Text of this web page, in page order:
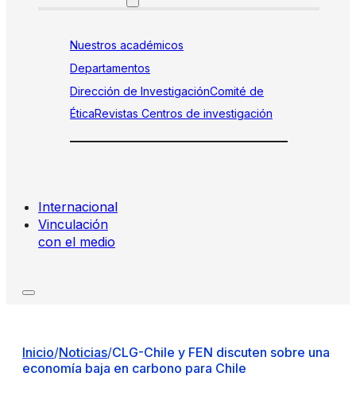
Nuestros académicos
Departamentos
Dirección de InvestigaciónComité de
ÉticaRevistas Centros de investigación
Internacional
Vinculación
con el medio
Inicio/Noticias/CLG-Chile y FEN discuten sobre una
economía baja en carbono para Chile